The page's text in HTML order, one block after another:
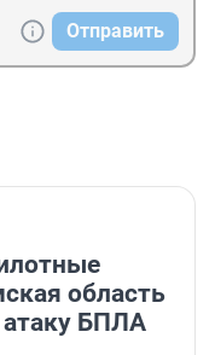
Отправить
область
БПЛА